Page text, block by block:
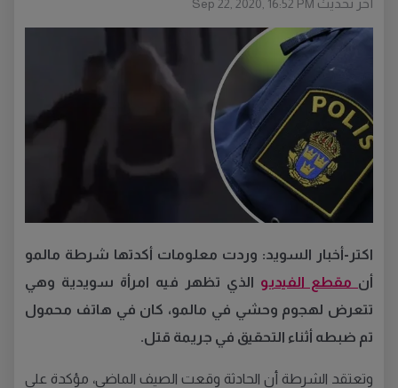
Sep 22, 2020, 16:52 PM
اكتر-أخبار السويد: وردت معلومات أكدتها شرطة مالمو
أن مقطع الفيديو الذي تظهر فيه امرأة سويدية وهي
تتعرض لهجوم وحشي في مالمو، كان في هاتف محمول
تم ضبطه أثناء التحقيق في جريمة قتل.
وتعتقد الشرطة أن الحادثة وقعت الصيف الماضي، مؤكدة على